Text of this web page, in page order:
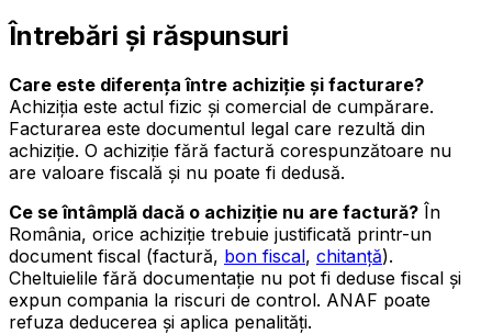
Întrebări și răspunsuri
Care este diferența între achiziție și facturare?
Achiziția este actul fizic și comercial de cumpărare.
Facturarea este documentul legal care rezultă din
achiziție. O achiziție fără factură corespunzătoare nu
are valoare fiscală și nu poate fi dedusă.
Ce se întâmplă dacă o achiziție nu are factură? În
România, orice achiziție trebuie justificată printr-un
document fiscal (factură, bon fiscal, chitanță).
Cheltuielile fără documentație nu pot fi deduse fiscal și
expun compania la riscuri de control. ANAF poate
refuza deducerea și aplica penalități.